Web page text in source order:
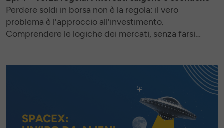
Perdere soldi in borsa non è la regola: il vero
problema è l'approccio all'investimento.
Comprendere le logiche dei mercati, senza farsi